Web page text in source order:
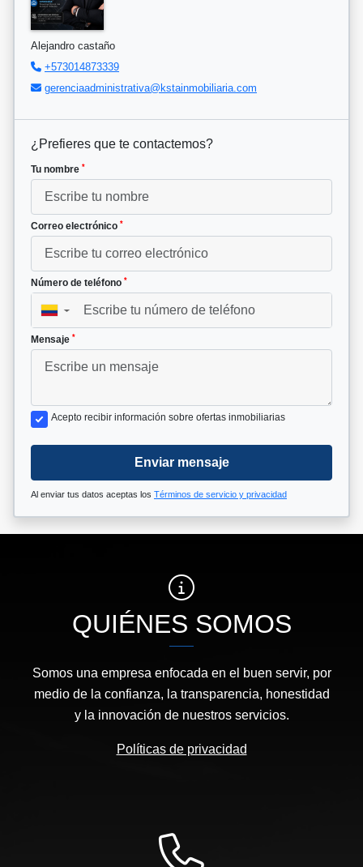
Alejandro castaño
+573014873339
gerenciaadministrativa@kstainmobiliaria.com
¿Prefieres que te contactemos?
Tu nombre *
Correo electrónico *
Número de teléfono *
▼
Mensaje *
Acepto recibir información sobre ofertas inmobiliarias
Enviar mensaje
Al enviar tus datos aceptas los Términos de servicio y privacidad
QUIÉNES SOMOS
Somos una empresa enfocada en el buen servir, por
medio de la confianza, la transparencia, honestidad
y la innovación de nuestros servicios.
Políticas de privacidad